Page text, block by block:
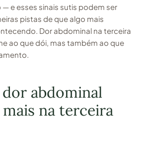
e esses sinais sutis podem ser
pistas de que algo mais
Dor abdominal na terceira
ao que dói, mas também ao que
abdominal
na terceira